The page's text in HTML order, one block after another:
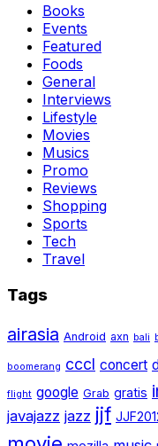
Books
Events
Featured
Foods
General
Interviews
Lifestyle
Movies
Musics
Promo
Reviews
Shopping
Sports
Tech
Travel
Tags
airasia Android axn bali
boomerang cccl concert
flight google Grab gratis
javajazz jazz jjf